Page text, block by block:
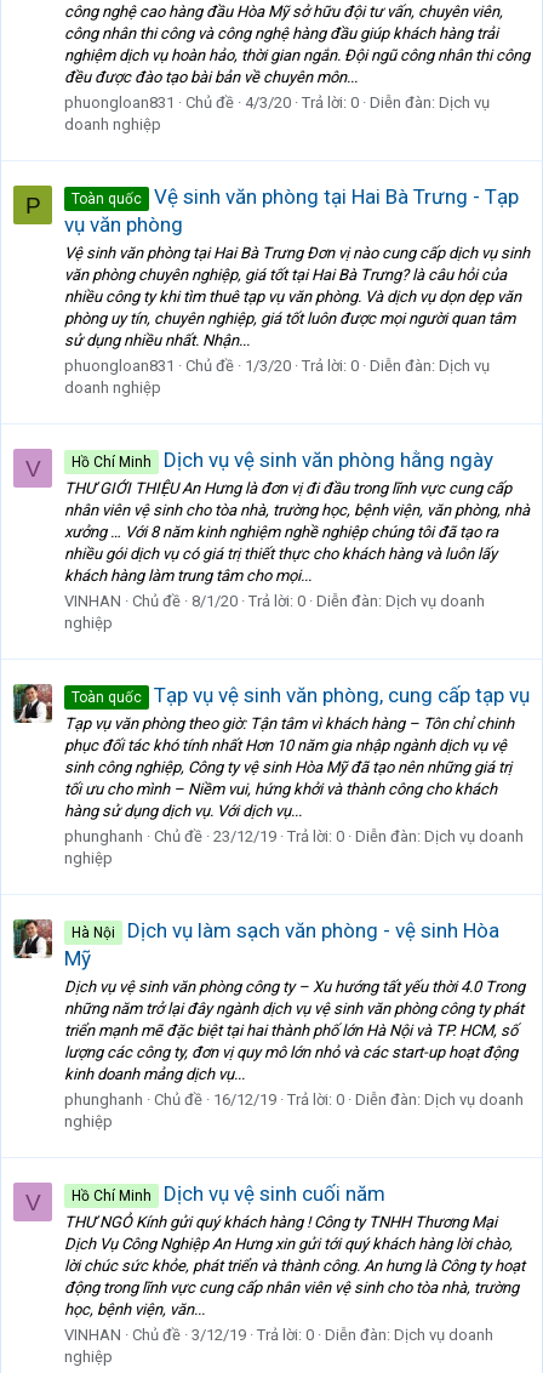
công nghệ cao hàng đầu Hòa Mỹ sở hữu đội tư vấn, chuyên viên,
công nhân thi công và công nghệ hàng đầu giúp khách hàng trải
nghiệm dịch vụ hoàn hảo, thời gian ngắn. Đội ngũ công nhân thi công
đều được đào tạo bài bản về chuyên môn...
phuongloan831
Chủ đề 4/3/20 Trả lời: 0 Diễn đàn: Dịch vụ
doanh nghiệp
P Toàn quốc
Vệ sinh văn phòng tại Hai Bà Trưng - Tạp
vụ văn phòng
Vệ sinh văn phòng tại Hai Bà Trưng Đơn vị nào cung cấp dịch vụ sinh
văn phòng chuyên nghiệp, giá tốt tại Hai Bà Trưng? là câu hỏi của
nhiều công ty khi tìm thuê tạp vụ văn phòng. Và dịch vụ dọn dẹp văn
phòng uy tín, chuyên nghiệp, giá tốt luôn được mọi người quan tâm
sử dụng nhiều nhất. Nhận...
phuongloan831
Chủ đề 1/3/20 Trả lời: 0 Diễn đàn: Dịch vụ
doanh nghiệp
V Hồ Chí Minh Dịch vụ vệ sinh văn phòng hằng ngày
THƯ GIỚI THIỆU An Hưng là đơn vị đi đầu trong lĩnh vực cung cấp
nhân viên vệ sinh cho tòa nhà, trường học, bệnh viện, văn phòng, nhà
xưởng … Với 8 năm kinh nghiệm nghề nghiệp chúng tôi đã tạo ra
nhiều gói dịch vụ có giá trị thiết thực cho khách hàng và luôn lấy
khách hàng làm trung tâm cho mọi...
VINHAN
Chủ đề 8/1/20 Trả lời: 0 Diễn đàn: Dịch vụ doanh
nghiệp
Toàn quốc Tạp vụ vệ sinh văn phòng, cung cấp tạp vụ
Tạp vụ văn phòng theo giờ: Tận tâm vì khách hàng – Tôn chỉ chinh
phục đối tác khó tính nhất Hơn 10 năm gia nhập ngành dịch vụ vệ
sinh công nghiệp, Công ty vệ sinh Hòa Mỹ đã tạo nên những giá trị
tối ưu cho mình – Niềm vui, hứng khởi và thành công cho khách
hàng sử dụng dịch vụ. Với dịch vụ...
phunghanh
Chủ đề 23/12/19 Trả lời: 0 Diễn đàn: Dịch vụ doanh
nghiệp
Hà Nội
Dịch vụ làm sạch văn phòng - vệ sinh Hòa
Mỹ
Dịch vụ vệ sinh văn phòng công ty – Xu hướng tất yếu thời 4.0 Trong
những năm trở lại đây ngành dịch vụ vệ sinh văn phòng công ty phát
triển mạnh mẽ đặc biệt tại hai thành phố lớn Hà Nội và TP. HCM, số
lượng các công ty, đơn vị quy mô lớn nhỏ và các start-up hoạt động
kinh doanh mảng dịch vụ...
phunghanh
Chủ đề 16/12/19 Trả lời: 0 Diễn đàn: Dịch vụ doanh
nghiệp
V Hồ Chí Minh Dịch vụ vệ sinh cuối năm
THƯ NGỎ Kính gửi quý khách hàng ! Công ty TNHH Thương Mại
Dịch Vụ Công Nghiệp An Hưng xin gửi tới quý khách hàng lời chào,
lời chúc sức khỏe, phát triển và thành công. An hưng là Công ty hoạt
động trong lĩnh vực cung cấp nhân viên vệ sinh cho tòa nhà, trường
học, bệnh viện, văn...
VINHAN
Chủ đề 3/12/19 Trả lời: 0 Diễn đàn: Dịch vụ doanh
nghiệp